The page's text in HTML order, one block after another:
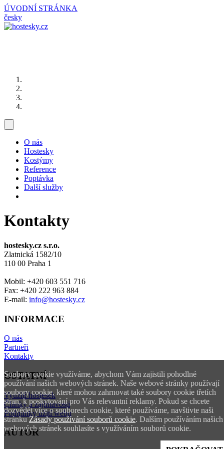
Soubory cookie využíváme, abychom Vám zajistili pohodlné
používání našich webových stránek. Naše webové stránky používají
soubory cookie, které mohou zahrnovat také soubory cookie třetích
stran, k poskytování pro Vás relevantní reklamy. Pokud se chcete
dozvědět více o souborech cookie, které používáme, navštivte naši
stránkuZásady používání souborů cookie. Dalším používáním našich
webových stránek souhlasíte s využíváním souborů cookie.
ÚVODNÍ STRÁNKA
česky
O nás
Hostesky
Kostýmy
Reference
Poptávka
Další služby
Kontakty
hostesky.cz s.r.o.
Zlatnická 1582/10
110 00 Praha 1
Mobil: +420 603 551 716
Fax: +420 222 963 884
E-mail: info@hostesky.cz
INFORMACE
O nás
Partneři
Kontakty
OSTATNÍ
Využití hostesek
Články a zajímavosti
Podmínky užití webu
AUTOR